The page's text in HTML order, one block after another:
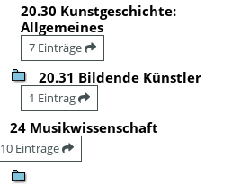
20.30 Kunstgeschichte:
Allgemeines
7 Einträge
20.31 Bildende Künstler
1 Eintrag
24 Musikwissenschaft
10 Einträge